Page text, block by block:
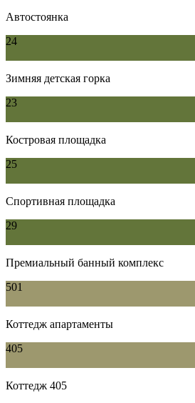
Автостоянка
24
Зимняя детская горка
23
Костровая площадка
25
Спортивная площадка
29
Премиальный банный комплекс
501
Коттедж апартаменты
405
Коттедж 405